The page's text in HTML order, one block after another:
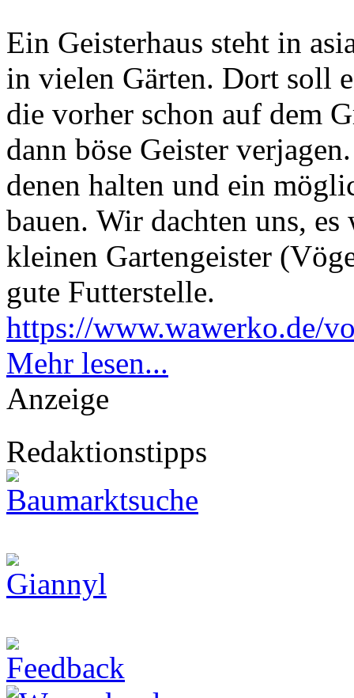
Ein Geisterhaus steht in
in vielen Gärten. Dort soll
die vorher schon auf dem
dann böse Geister
denen halten und ein
bauen. Wir dachten uns,
kleinen Gartengeister
gute Futterstelle.
https://www.wawerko.de/
Mehr lesen...
Anzeige
Redaktionstipps